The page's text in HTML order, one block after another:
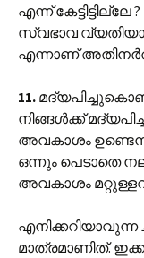
എന്ന്
സ്വഭാവ
എന്നാണ്
11.
നിങ്ങൾക്ക്
അവകാശം
ഒന്നും പെടാതെ
അവകാശം
മാത്രമാണിത്.